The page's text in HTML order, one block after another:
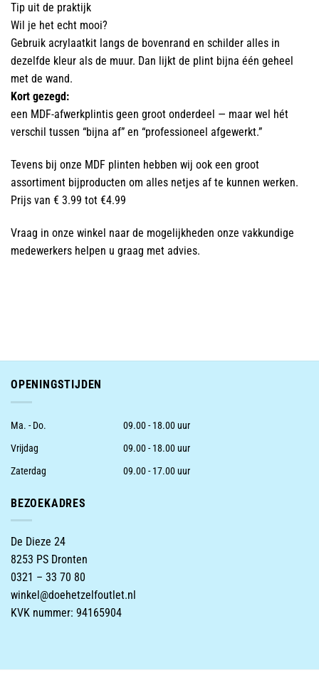
Tip uit de praktijk
Wil je het echt mooi?
Gebruik acrylaatkit langs de bovenrand en schilder alles in
dezelfde kleur als de muur. Dan lijkt de plint bijna één geheel
met de wand.
Kort gezegd:
een MDF-afwerkplintis geen groot onderdeel — maar wel hét
verschil tussen “bijna af” en “professioneel afgewerkt.”
Tevens bij onze MDF plinten hebben wij ook een groot
assortiment bijproducten om alles netjes af te kunnen werken.
Prijs van € 3.99 tot €4.99
Vraag in onze winkel naar de mogelijkheden onze vakkundige
medewerkers helpen u graag met advies.
OPENINGSTIJDEN
Ma. - Do.
09.00 - 18.00 uur
Vrijdag
09.00 - 18.00 uur
Zaterdag
09.00 - 17.00 uur
BEZOEKADRES
De Dieze 24
8253 PS Dronten
0321 – 33 70 80
winkel@doehetzelfoutlet.nl
KVK nummer: 94165904